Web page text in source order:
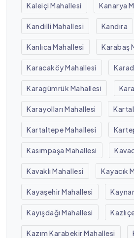
Kaleiçi Mahallesi Kanarya
Kandilli Mahallesi Kandıra
Kanlıca Mahallesi Karabaş
Karacaköy Mahallesi
Karagümrük Mahallesi
Karayolları Mahallesi Kartal
Kartaltepe Mahallesi
Kasımpaşa Mahallesi
Kavaklı Mahallesi Kayacık
Kayaşehir Mahallesi
Kayışdağı Mahallesi
Kazım Karabekir Mahallesi